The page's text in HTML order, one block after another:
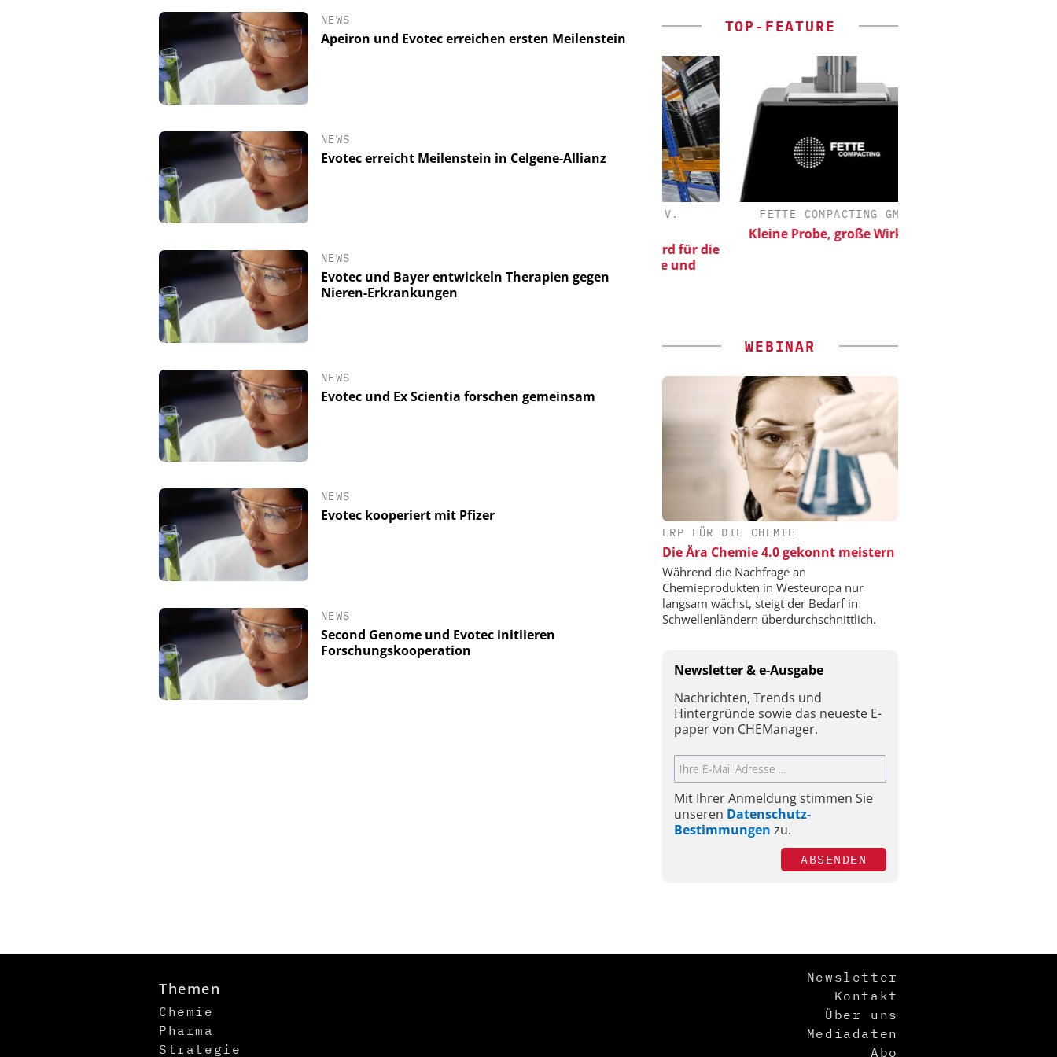
NEWS
Apeiron und Evotec erreichen ersten Meilenstein
NEWS
Evotec erreicht Meilenstein in Celgene-Allianz
NEWS
Evotec und Bayer entwickeln Therapien gegen
Nieren-Erkrankungen
NEWS
Evotec und Ex Scientia forschen gemeinsam
NEWS
Evotec kooperiert mit Pfizer
NEWS
Second Genome und Evotec initiieren
Forschungskooperation
TOP-FEATURE
DIPL.-ING. WILHELM SCHMIDT GMBH
Produktion
Qualitätsgesicherter Standard für die
morgen
FETTE COMPACTING GMBH
Kleine Probe, große Wirkung
WEBINAR
ERP FÜR DIE CHEMIE
Die Ära Chemie 4.0 gekonnt meistern
Während die Nachfrage an
Chemieprodukten in Westeuropa nur
langsam wächst, steigt der Bedarf in
Schwellenländern überdurchschnittlich.
Newsletter & e-Ausgabe
Nachrichten, Trends und
Hintergründe sowie das neueste E-
paper von CHEManager.
Mit Ihrer Anmeldung stimmen Sie
unseren Datenschutz-
Bestimmungen zu.
ABSENDEN
Themen
Chemie
Pharma
Strategie
Newsletter
Kontakt
Über uns
Mediadaten
Abo